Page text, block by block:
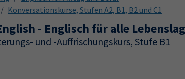
Konversationskurse, Stufen A2, B1, B2 und C1
- Englisch für alle
und -Auffrischungskurs, Stufe B1